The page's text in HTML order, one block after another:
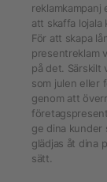
att skaffa lojala
För att skapa
presentreklam
på det. Särskilt
som julen eller
genom att
ge dina kunder
glädjas åt dina
sätt.